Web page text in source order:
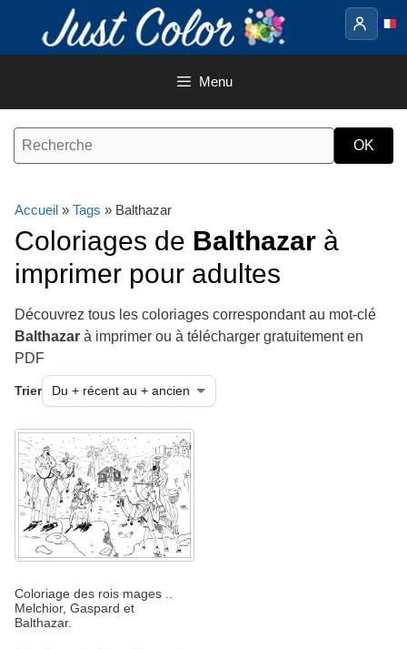
contenu
Menu
Accueil » Tags » Balthazar
Coloriages de Balthazar à
imprimer pour adultes
Découvrez tous les coloriages correspondant au mot-clé
Balthazar à imprimer ou à télécharger gratuitement en
PDF
Trier
Coloriage des rois mages ..
Melchior, Gaspard et
Balthazar.